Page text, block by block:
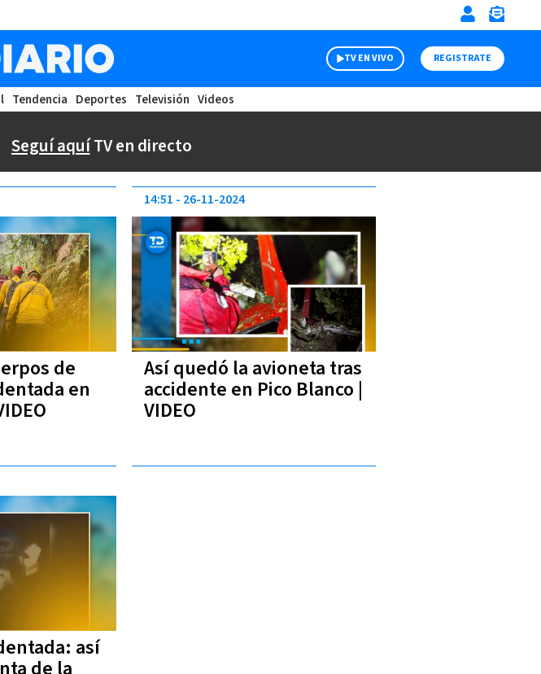
TV EN VIVO REGISTRATE
Tendencia Deportes Televisión Videos
Seguí aquíTV en directo
de
en
Así quedó la avioneta tras
accidente en Pico Blanco |
VIDEO
14:51 26-11-2024
así